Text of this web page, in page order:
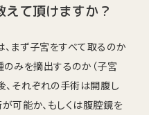
て頂けますか？
まず子宮をすべて取るのか
のみを摘出するのか（子宮
、それぞれの手術は開腹し
可能か、もしくは腹腔鏡を